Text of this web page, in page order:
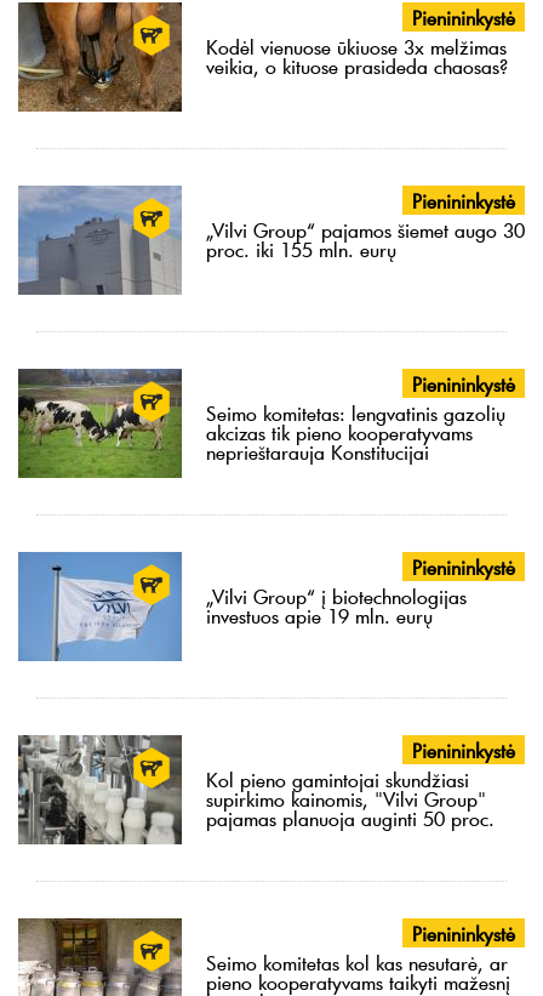
Pienininkystė
Kodėl vienuose ūkiuose 3x melžimas
veikia, o kituose prasideda chaosas?
Pienininkystė
„Vilvi Group“ pajamos šiemet augo 30
proc. iki 155 mln. eurų
Pienininkystė
Seimo komitetas: lengvatinis gazolių
akcizas tik pieno kooperatyvams
neprieštarauja Konstitucijai
Pienininkystė
„Vilvi Group“ į biotechnologijas
investuos apie 19 mln. eurų
Pienininkystė
Kol pieno gamintojai skundžiasi
supirkimo kainomis, "Vilvi Group"
pajamas planuoja auginti 50 proc.
Pienininkystė
Seimo komitetas kol kas nesutarė, ar
pieno kooperatyvams taikyti mažesnį